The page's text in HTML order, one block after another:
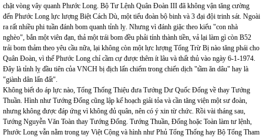
chặt vòng vây quanh Phước Long. Bộ Tư Lệnh Quân Đoàn III đã không vận tăng cường
đến Phước Long lực lượng Biệt Cách Dù, một tiểu đoàn bộ binh và 3 đại đội trinh sát. Ngoài
ra rất nhiều phi tuần đánh bom quanh tỉnh lỵ. Nhưng vì đánh giặc theo kiểu "con nhà
nghèo", bắn một viên đạn, thả một trái bom đều phải tính thành tiền, vả lại làm gì còn B52
trải bom thảm theo yêu cầu nữa, lại không còn một lực lượng Tổng Trừ Bị nào tăng phái cho
Quân Đoàn, vì thế Phước Long chỉ cầm cự được thêm ít lâu và thất thủ vào ngày 6-1-1974.
Đây là tỉnh lỵ đầu tiên của VNCH bị địch lấn chiếm trong chiến dịch "tầm ăn dâu" hay là
"giành dân lấn đất".
Không biết do áp lực nào, Tổng Thống Thiệu đưa Tướng Dư Quốc Đống về thay Tướng
Thuần. Hình như Tướng Đống cũng lập kế hoạch giải tỏa và cần tăng viện một sư đoàn,
nhưng không được đáp ứng vì không đủ quân, nên có ý xin từ chức. Rồi vài tháng sau,
Tướng Nguyễn Văn Toàn thay Tướng Đống. Tướng Thuần, Đống hoặc Toàn làm tư lệnh,
Phước Long vẫn nằm trong tay Việt Cộng và hình như Phủ Tổng Thống hay Bộ Tổng Tham